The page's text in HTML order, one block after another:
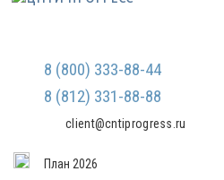
8 (800) 333-88-44
8 (812) 331-88-88
client@cntiprogress.ru
План 2026